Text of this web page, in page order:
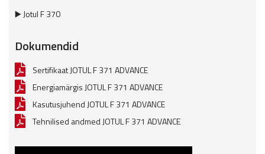
▶️ Jotul F 370
Dokumendid
Sertifikaat JOTUL F 371 ADVANCE
Energiamärgis JOTUL F 371 ADVANCE
Kasutusjuhend JOTUL F 371 ADVANCE
Tehnilised andmed JOTUL F 371 ADVANCE